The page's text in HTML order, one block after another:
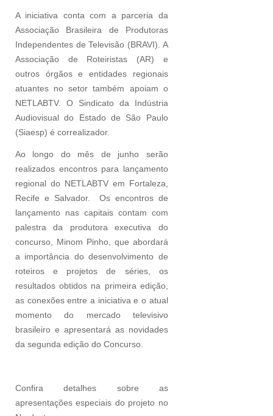
A iniciativa conta com a parceria da
Associação Brasileira de Produtoras
Independentes de Televisão (BRAVI). A
Associação de Roteiristas (AR) e
outros órgãos e entidades regionais
atuantes no setor também apoiam o
NETLABTV. O Sindicato da Indústria
Audiovisual do Estado de São Paulo
(Siaesp) é correalizador.
Ao longo do mês de junho serão
realizados encontros para lançamento
regional do NETLABTV em Fortaleza,
Recife e Salvador. Os encontros de
lançamento nas capitais contam com
palestra da produtora executiva do
concurso, Minom Pinho, que abordará
a importância do desenvolvimento de
roteiros e projetos de séries, os
resultados obtidos na primeira edição,
as conexões entre a iniciativa e o atual
momento do mercado televisivo
brasileiro e apresentará as novidades
da segunda edição do Concurso.
Confira detalhes sobre as
apresentações especiais do projeto no